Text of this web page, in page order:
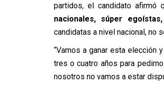
partidos, el candidato afirmó
nacionales, súper
candidatas a nivel nacional, no
“Vamos a ganar esta elección
tres o cuatro años para
nosotros no vamos a estar